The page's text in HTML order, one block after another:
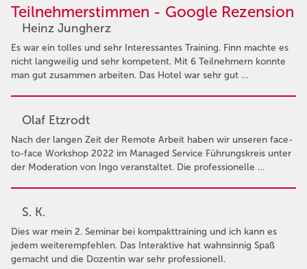
Teilnehmerstimmen - Google Rezension
Heinz Jungherz
Es war ein tolles und sehr Interessantes Training. Finn machte es
nicht langweilig und sehr kompetent. Mit 6 Teilnehmern konnte
man gut zusammen arbeiten. Das Hotel war sehr gut …
Olaf Etzrodt
Nach der langen Zeit der Remote Arbeit haben wir unseren face-
to-face Workshop 2022 im Managed Service Führungskreis unter
der Moderation von Ingo veranstaltet. Die professionelle …
S. K.
Dies war mein 2. Seminar bei kompakttraining und ich kann es
jedem weiterempfehlen. Das Interaktive hat wahnsinnig Spaß
gemacht und die Dozentin war sehr professionell.